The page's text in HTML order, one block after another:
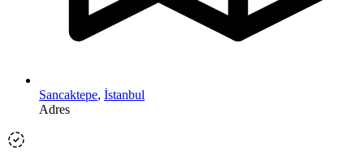
Sancaktepe, İstanbul
Adres